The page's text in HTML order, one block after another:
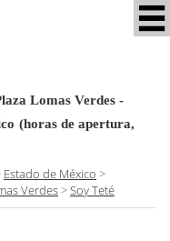
Lomas Verdes -
(horas de apertura,
Estado de México >
Verdes>Soy Teté